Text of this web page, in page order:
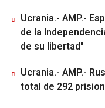
Ucrania.- AMP.-
de la
de su libertad"
Ucrania.- AMP.-
total de 292